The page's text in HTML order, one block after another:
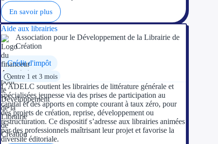
Aides Région
Aides Région
Aides Région
Aides Région
Aides Région
En savoir plus
Aide aux librairies
Association pour le Développement de la Librairie de
Création
Crédit d'impôt
entre 1 et 3 mois
L’ADELC soutient les librairies de littérature générale et
spécialisées jeunesse via des prises de participation au
capital et des apports en compte courant à taux zéro, pour
des projets de création, reprise, développement ou
restructuration. Ce dispositif s’adresse aux librairies animées
par des professionnels maîtrisant leur projet et favorise la
diversité éditoriale.